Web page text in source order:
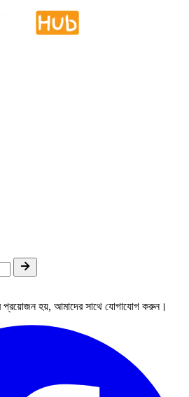
প্রয়োজন হয়, আমাদের সাথে যোগাযোগ করুন।